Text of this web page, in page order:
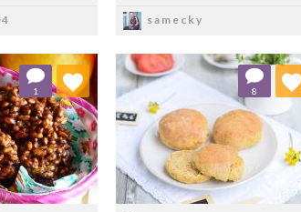
samecky
1
ulubionych
Wybierz listę:
8
Dodaj do ulubionych
Wybierz listę: